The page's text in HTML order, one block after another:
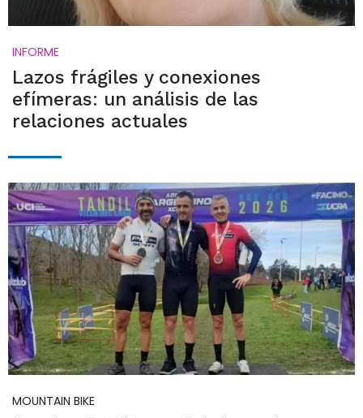
INFORME
Lazos frágiles y conexiones
efímeras: un análisis de las
relaciones actuales
MOUNTAIN BIKE